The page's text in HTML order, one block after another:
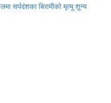
सर्पदंशका बिरामीको मृत्यु शून्य